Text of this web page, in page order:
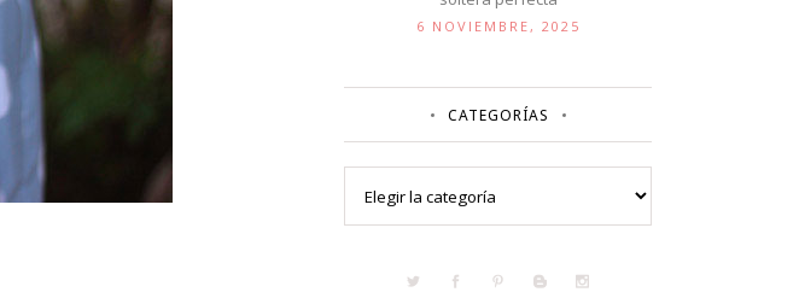
6 NOVIEMBRE, 2025
CATEGORÍAS